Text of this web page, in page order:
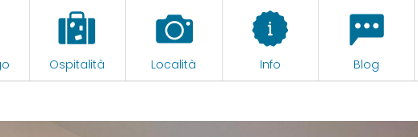
Ospitalità Località Info Blog